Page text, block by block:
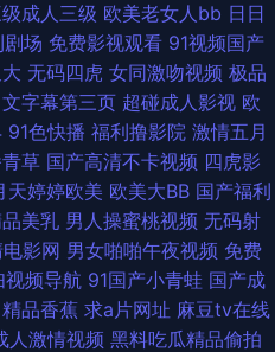
免费的瑟瑟的网站 熟妇的抽插 日本在
网站 久久依人精品综合 中文字幕六区
福利 操逼影视豆花社区 黄色电影A片
中文字幕 黄色污视频在线观 青青热久
产精品夜夜 青草网址 午夜男女操操视
H片 午夜影院毛片 99爱网页版 韩日
成人三级 欧美老女人bb 日日
剧场 免费影视观看 91视频国产
无码四虎 女同激吻视频 极品
字幕第三页 超碰成人影视 欧
91色快播 福利撸影院 激情五月
草 国产高清不卡视频 四虎影
天婷婷欧美 欧美大BB 国产福利
美乳 男人操蜜桃视频 无码射
影网 男女啪啪午夜视频 免费
视频导航 91国产小青蛙 国产成
精品香蕉 求a片网址 麻豆tv在线
人激情视频 黑料吃瓜精品偷拍